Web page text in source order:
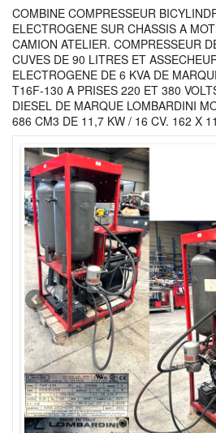
COMBINE COMPRESSEUR
ELECTROGENE SUR CHASSIS A
CAMION ATELIER. COMPRESSEUR
CUVES DE 90 LITRES ET
ELECTROGENE DE 6 KVA DE
T16F-130 A PRISES 220 ET 380
DIESEL DE MARQUE LOMBARDINI
686 CM3 DE 11,7 KW / 16 CV. 162 X